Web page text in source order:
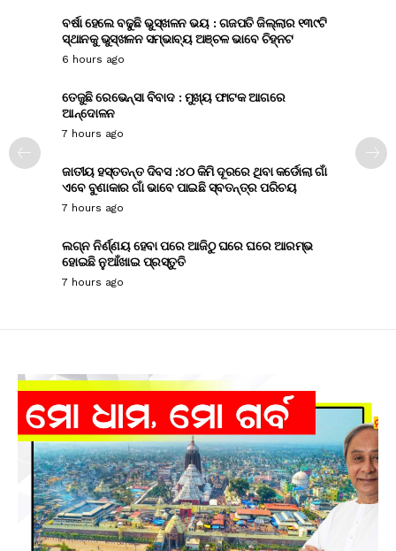
ବର୍ଷା ହେଲେ ବଢୁଛି ଭୁସ୍ଖଳନ ଭୟ : ଗଜପତି ଜିଲ୍ଲାର ୧୩୯ଟି
ସ୍ଥାନକୁ ଭୁସ୍ଖଳନ ସମ୍ଭାବ୍ୟ ଅଞ୍ଚଳ ଭାବେ ଚିହ୍ନଟ
6 hours ago
ତେଜୁଛି ରେଭେନ୍ସା ବିବାଦ : ମୁଖ୍ୟ ଫାଟକ ଆଗରେ
ଆନ୍ଦୋଳନ
7 hours ago
ଜାତୀୟ ହସ୍ତତନ୍ତ ଦିବସ :୪୦ କିମି ଦୂରରେ ଥିବା କର୍ଡୋଲା ଗାଁ
ଏବେ ବୁଣାକାର ଗାଁ ଭାବେ ପାଇଛି ସ୍ବତନ୍ତ୍ର ପରିଚୟ
7 hours ago
ଲଗ୍ନ ନିର୍ଣ୍ଣୟ ହେବା ପରେ ଆଜିଠୁ ଘରେ ଘରେ ଆରମ୍ଭ
ହୋଇଛି ନୁଆଁଖାଇ ପ୍ରସ୍ତୁତି
7 hours ago